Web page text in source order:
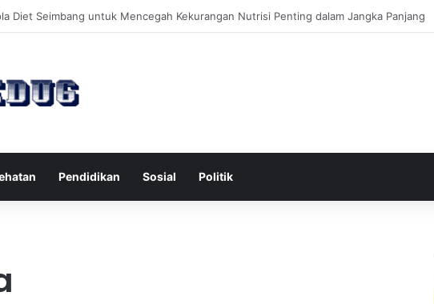
Tertawa untuk Kesehatan Jantung dan Peningkatan Ketenangan Mental
Pendidikan Sosial Politik